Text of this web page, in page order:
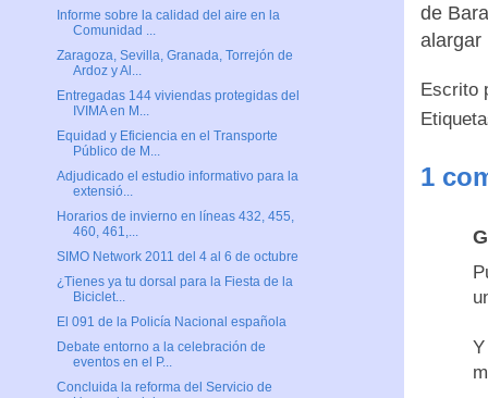
de
alargar
Escrito
1
Informe sobre la calidad del aire en la
Comunidad ...
Zaragoza, Sevilla, Granada, Torrejón de
Ardoz y Al...
Entregadas 144 viviendas protegidas del
IVIMA en M...
Equidad y Eficiencia en el Transporte
Público de M...
Adjudicado el estudio informativo para la
extensió...
Horarios de invierno en líneas 432, 455,
460, 461,...
SIMO Network 2011 del 4 al 6 de octubre
¿Tienes ya tu dorsal para la Fiesta de la
Biciclet...
El 091 de la Policía Nacional española
Debate entorno a la celebración de
eventos en el P...
Concluida la reforma del Servicio de